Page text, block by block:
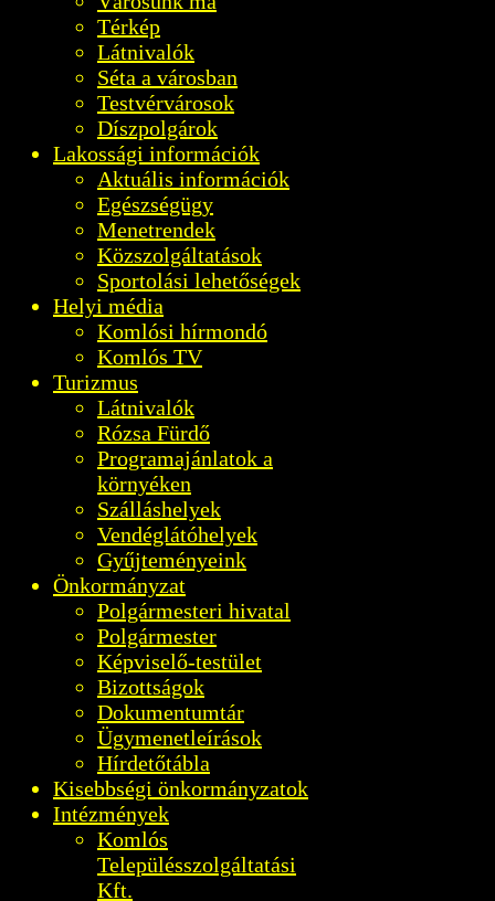
Térkép
Látnivalók
Séta a városban
Testvérvárosok
Díszpolgárok
Lakossági információk
Aktuális információk
Egészségügy
Menetrendek
Közszolgáltatások
Sportolási lehetőségek
Helyi média
Komlósi hírmondó
Komlós TV
Turizmus
Látnivalók
Rózsa Fürdő
Programajánlatok a
környéken
Szálláshelyek
Vendéglátóhelyek
Gyűjteményeink
Önkormányzat
Polgármesteri hivatal
Polgármester
Képviselő-testület
Bizottságok
Dokumentumtár
Ügymenetleírások
Hírdetőtábla
Kisebbségi önkormányzatok
Intézmények
Komlós
Településszolgáltatási
Kft.